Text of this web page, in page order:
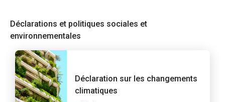
Déclarations et politiques sociales et
environnementales
Déclaration sur les changements
climatiques